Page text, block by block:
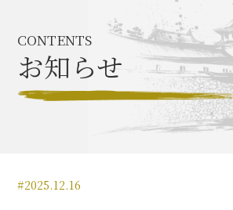
なごや英傑 聖地巡礼とは
なごや英傑 史跡 一覧
なごや英傑 グルメ・土産
なごや英傑 体験・イベン
CONTENTS
お知らせ
#2025.12.16